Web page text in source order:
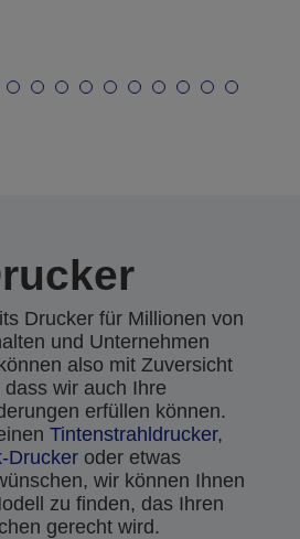
Drucker für Millionen von
und Unternehmen
also mit Zuversicht
dass wir auch Ihre
erfüllen können.
Tintenstrahldrucker,
Druckeroder etwas
wir können Ihnen
zu finden, das Ihren
gerecht wird.